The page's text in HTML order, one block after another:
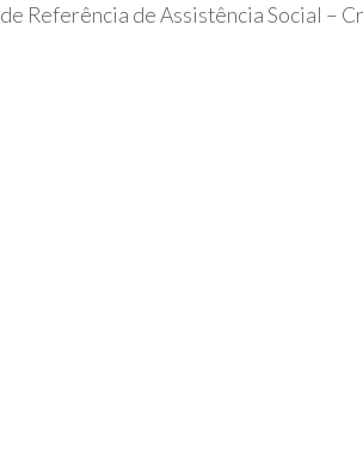
Referência de Assistência Social –